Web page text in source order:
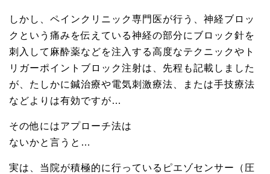
しかし、ペインクリニック専門医が行う、神経ブロッ
クという痛みを伝えている神経の部分にブロック針を
刺入して麻酔薬などを注入する高度なテクニックやト
リガーポイントブロック注射は、先程も記載しました
が、たしかに鍼治療や電気刺激療法、または手技療法
などよりは有効ですが…
その他にはアプローチ法は
ないかと言うと…
実は、当院が積極的に行っているピエゾセンサー（圧